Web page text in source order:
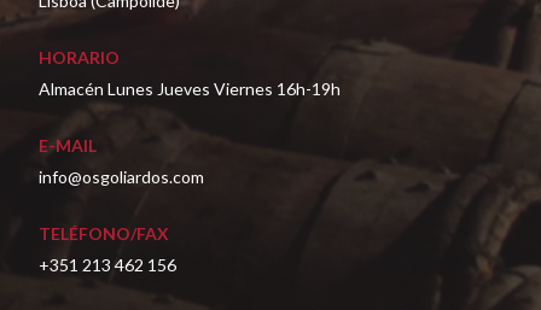
HORARIO
Almacén Lunes Jueves Viernes 16h-19h
E-MAIL
info@osgoliardos.com
TELÉFONO/FAX
+351 213 462 156